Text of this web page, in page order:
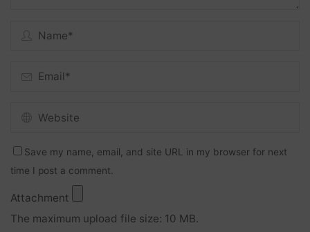
Save my name, email, and site URL in my browser for next
time I post a comment.
Attachment
The maximum upload file size: 10 MB.